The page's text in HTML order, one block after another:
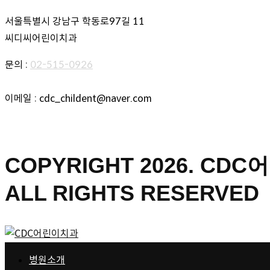
서울특별시 강남구 학동로97길 11
씨디씨어린이치과
문의 : 02-515-0926
이메일 : cdc_childent@naver.com
COPYRIGHT 2026. CDC
ALL RIGHTS RESERVED
병원소개